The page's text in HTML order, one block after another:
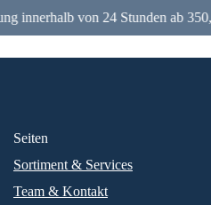
innerhalb von 24 Stunden ab
Seiten
Sortiment & Services
Team & Kontakt